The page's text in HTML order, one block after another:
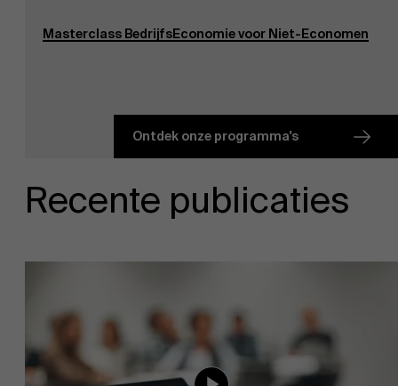
Masterclass BedrijfsEconomie voor Niet-Economen
Ontdek onze programma's
Recente publicaties